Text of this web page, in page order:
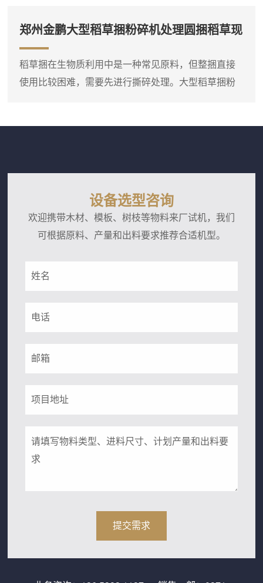
粉碎成较细的锯末。这台锯末粉碎机通常采用高速旋
转的转子对物料进行打击和剪切，粉碎腔内设有筛
以连接料仓或人工喂入，粗木屑进入粉碎腔后，在高
速转子的冲击下迅速破碎，细粉...
郑州金鹏大型稻草捆粉碎机处理圆捆稻草现
场
稻草捆在生物质利用中是一种常见原料，但整捆直接
使用比较困难，需要先进行撕碎处理。大型稻草捆粉
重力作用下落到刀轴上，双轴相...
设备选型咨询
欢迎携带木材、模板、树枝等物料来厂试机，我们
可根据原料、产量和出料要求推荐合适机型。